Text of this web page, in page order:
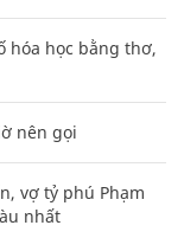
hóa học bằng thơ,
nên gọi
vợ tỷ phú Phạm
nhất